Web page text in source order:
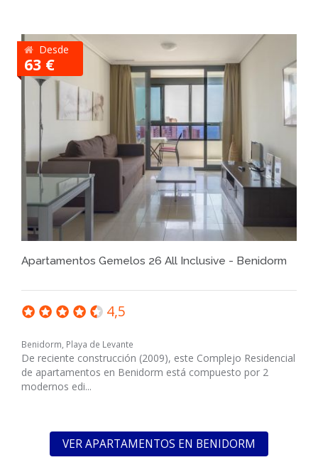
Desde
63 €
Apartamentos Gemelos 26 All Inclusive - Benidorm
4,5
Benidorm, Playa de Levante
De reciente construcción (2009), este Complejo Residencial
de apartamentos en Benidorm está compuesto por 2
modernos edi...
VER APARTAMENTOS EN BENIDORM